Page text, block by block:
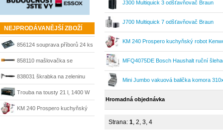
NEJPRODÁVANĚJŠÍ ZBOŽÍ
856124 souprava příborů 24 ks
Fiskars
858110 mašlovačka se
silikonovými vlákny Fiskars
838031 škrabka na zeleninu
Avanti Fiskars
Trouba na tousty 21 l, 1400 W
stříbrná Korona
KM 240 Prospero kuchyňský
J300 Multiquick 3 odšťavňovač Braun
J700 Multiquick 7 odšťavňovač Braun
KM 240 Prospero kuchyňský robot
MFQ4075DE Bosch Haushalt ruční
Mini Jumbo vakuová balička komora
Hromadná objednávka
Strana: 1, 2, 3, 4